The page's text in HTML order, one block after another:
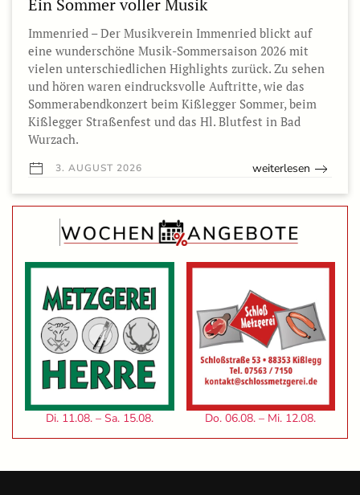
Ein Sommer voller Musik
Immenried – Der Musikverein Immenried blickt auf
eine wunderschöne Musik-Sommersaison 2026 mit
vielen unterschiedlichen Highlights zurück. Zu sehen
und hören waren eindrucksvolle Auftritte, wie das
Sommerabendkonzert beim Kißlegger Sommer, beim
Kißlegger Straßenfest und das Hl. Blutfest in Bad
Wurzach.
3. AUGUST 2026 weiterlesen
Di. 11.08. – Sa. 15.08. Do. 06.08. – Mi. 12.08.